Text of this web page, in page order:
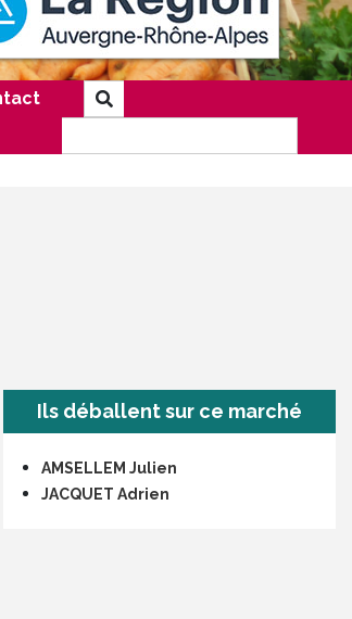
Ils déballent sur ce marché
AMSELLEM Julien
JACQUET Adrien